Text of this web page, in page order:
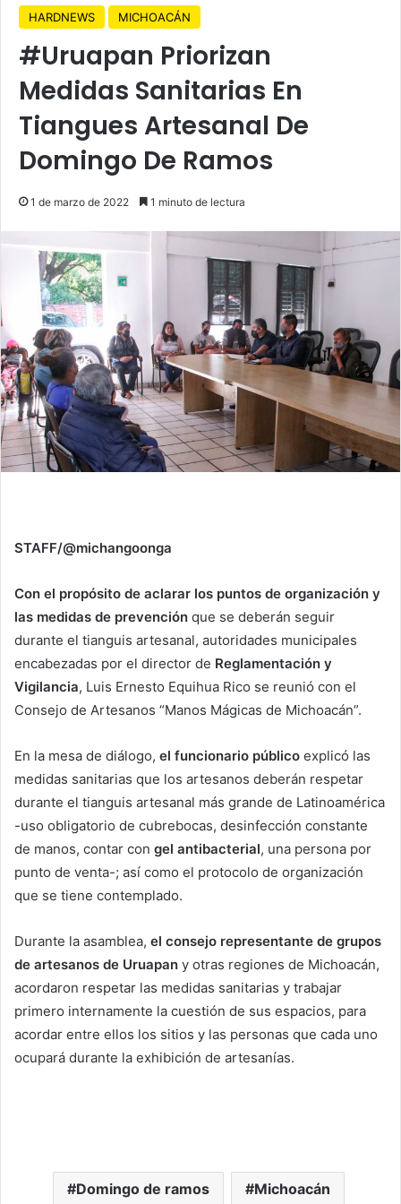
HARDNEWS MICHOACÁN
#Uruapan Priorizan
Medidas Sanitarias En
Tiangues Artesanal De
Domingo De Ramos
1 de marzo de 2022 1 minuto de lectura
STAFF/@michangoonga
Con el propósito de aclarar los puntos de organización y
las medidas de prevención que se deberán seguir
durante el tianguis artesanal, autoridades municipales
encabezadas por el director de Reglamentación y
Vigilancia, Luis Ernesto Equihua Rico se reunió con el
Consejo de Artesanos “Manos Mágicas de Michoacán”.
En la mesa de diálogo, el funcionario público explicó las
medidas sanitarias que los artesanos deberán respetar
durante el tianguis artesanal más grande de Latinoamérica
-uso obligatorio de cubrebocas, desinfección constante
de manos, contar con gel antibacterial, una persona por
punto de venta-; así como el protocolo de organización
que se tiene contemplado.
Durante la asamblea, el consejo representante de grupos
de artesanos de Uruapan y otras regiones de Michoacán,
acordaron respetar las medidas sanitarias y trabajar
primero internamente la cuestión de sus espacios, para
acordar entre ellos los sitios y las personas que cada uno
ocupará durante la exhibición de artesanías.
Domingo de ramos Michoacán